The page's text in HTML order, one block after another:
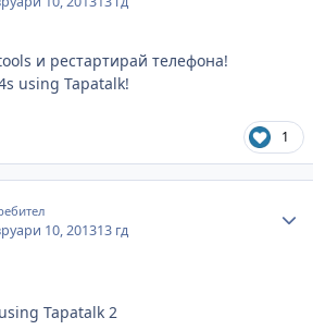
и рестартирай телефона!
using Tapatalk!
1
10, 201313 гд
Tapatalk 2